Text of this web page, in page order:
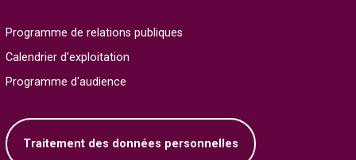
Programme de relations publiques
Calendrier d'exploitation
Programme d'audience
Traitement des données personnelles